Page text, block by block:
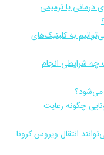
درمانی یا ترمیمی
به کلینیک‌های
چه شرایطی انجام
می‌شود؟
چگونه رعایت
انتقال ویروس کرونا